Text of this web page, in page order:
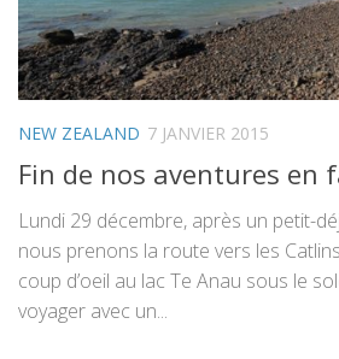
NEW ZEALAND 7 JANVIER 2015
Fin de nos aventures en
Lundi 29 décembre, après un petit-
nous prenons la route vers les
coup d’oeil au lac Te Anau sous le
voyager avec un...